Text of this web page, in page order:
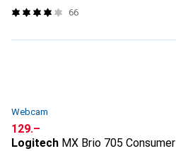
66
Webcam
CHF
129.–
Logitech MX Brio 705 Consumer